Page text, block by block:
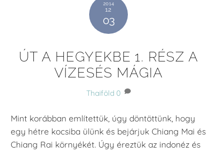
2014
12
03
ÚT A HEGYEKBE 1. RÉSZ A
VÍZESÉS MÁGIA
Thaiföld 0
Mint korábban említettük, úgy döntöttünk, hogy
egy hétre kocsiba ülünk és bejárjuk Chiang Mai és
Chiang Rai környékét. Úgy éreztük az indonéz és